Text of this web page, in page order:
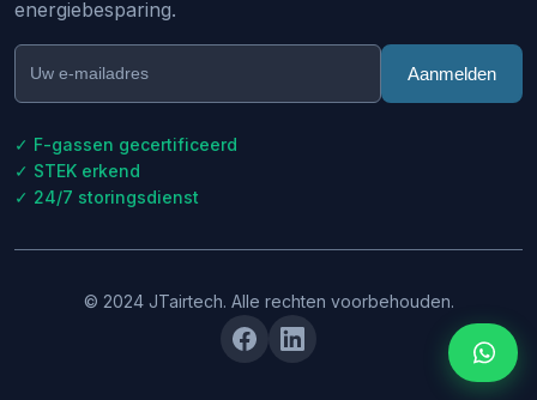
energiebesparing.
Aanmelden
✓ F-gassen gecertificeerd
✓ STEK erkend
✓ 24/7 storingsdienst
© 2024 JTairtech. Alle rechten voorbehouden.